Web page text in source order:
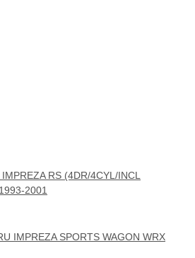
RS (4DR/4CYL/INCL
2001